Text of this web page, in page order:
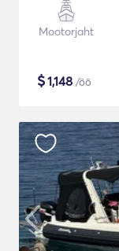
Mootorjaht
$1,148 /öö